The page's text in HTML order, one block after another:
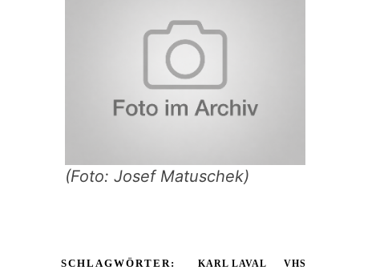
(Foto: Josef Matuschek)
SCHLAGWÖRTER: KARL LAVAL VHS